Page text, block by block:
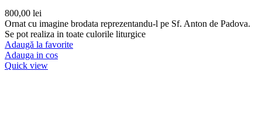
800,00 lei
Ornat cu imagine brodata reprezentandu-l pe Sf. Anton de Padova.
Se pot realiza in toate culorile liturgice
Adaugă la favorite
Adauga in cos
Quick view